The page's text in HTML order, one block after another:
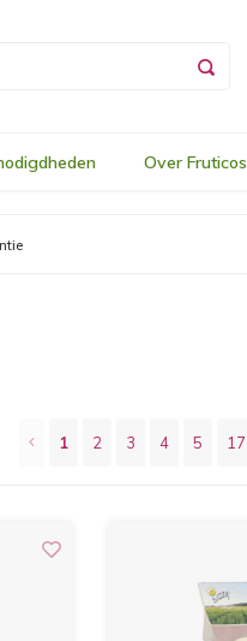
Over Fruticos
1 2 3 4 5 17